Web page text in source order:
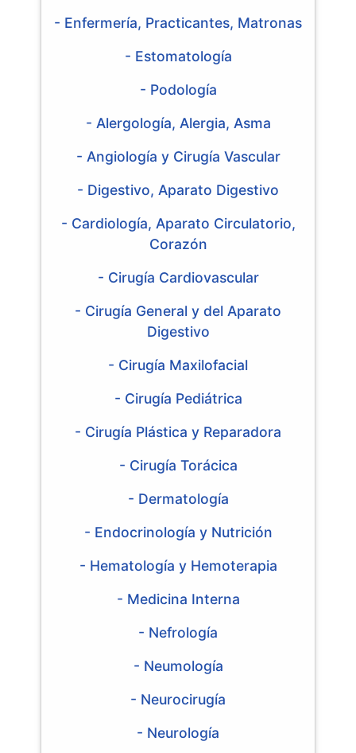
- Enfermería, Practicantes, Matronas
- Estomatología
- Podología
- Alergología, Alergia, Asma
- Angiología y Cirugía Vascular
- Digestivo, Aparato Digestivo
- Cardiología, Aparato Circulatorio,
Corazón
- Cirugía Cardiovascular
- Cirugía General y del Aparato
Digestivo
- Cirugía Maxilofacial
- Cirugía Pediátrica
- Cirugía Plástica y Reparadora
- Cirugía Torácica
- Dermatología
- Endocrinología y Nutrición
- Hematología y Hemoterapia
- Medicina Interna
- Nefrología
- Neumología
- Neurocirugía
- Neurología